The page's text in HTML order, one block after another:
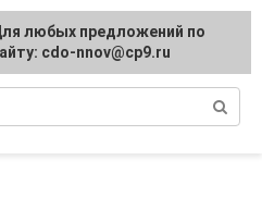
любых предложений по
cdo-nnov@cp9.ru